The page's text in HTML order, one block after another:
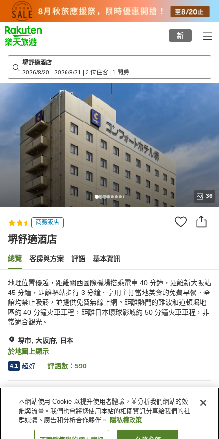
top
page
新
堺舒適酒店
2026/8/20 - 2026/8/21 | 2 位住客 | 1 間房
36
商務飯店
堺舒適酒店
總覽 客房與方案 評語 基本資訊
地理位置優越，距離關西國際機場搭乘電車 40 分鐘，距離新大阪站
45 分鐘，距離堺站步行 3 分鐘。享用主打當地美食的免費早餐。全
館均禁止吸菸，並提供免費無線上網。距離熱門的難波和道頓堀地
區約 40 分鐘火車車程，距離日本環球影城約 50 分鐘火車車程，非
常適合觀光。
堺市, 大阪府, 日本
於地圖上顯示
4.1 超好 評語數： 590
宅配服務
乾洗服務
喚醒服務
自動販賣機
本網站使用 Cookie 以提升使用者體驗，並分析我們網站的效
能與流量。我們也會將您使用本站的相關資訊分享給我們的社
群媒體、廣告和分析合作夥伴。
隱私權政策